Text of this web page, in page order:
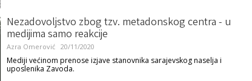
Nezadovoljstvo zbog tzv. metadonskog centra - u
medijima samo reakcije
Azra Omerović 20/11/2020
Mediji većinom prenose izjave stanovnika sarajevskog naselja i
uposlenika Zavoda.